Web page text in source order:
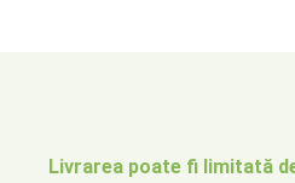
Livrarea poate fi limitată